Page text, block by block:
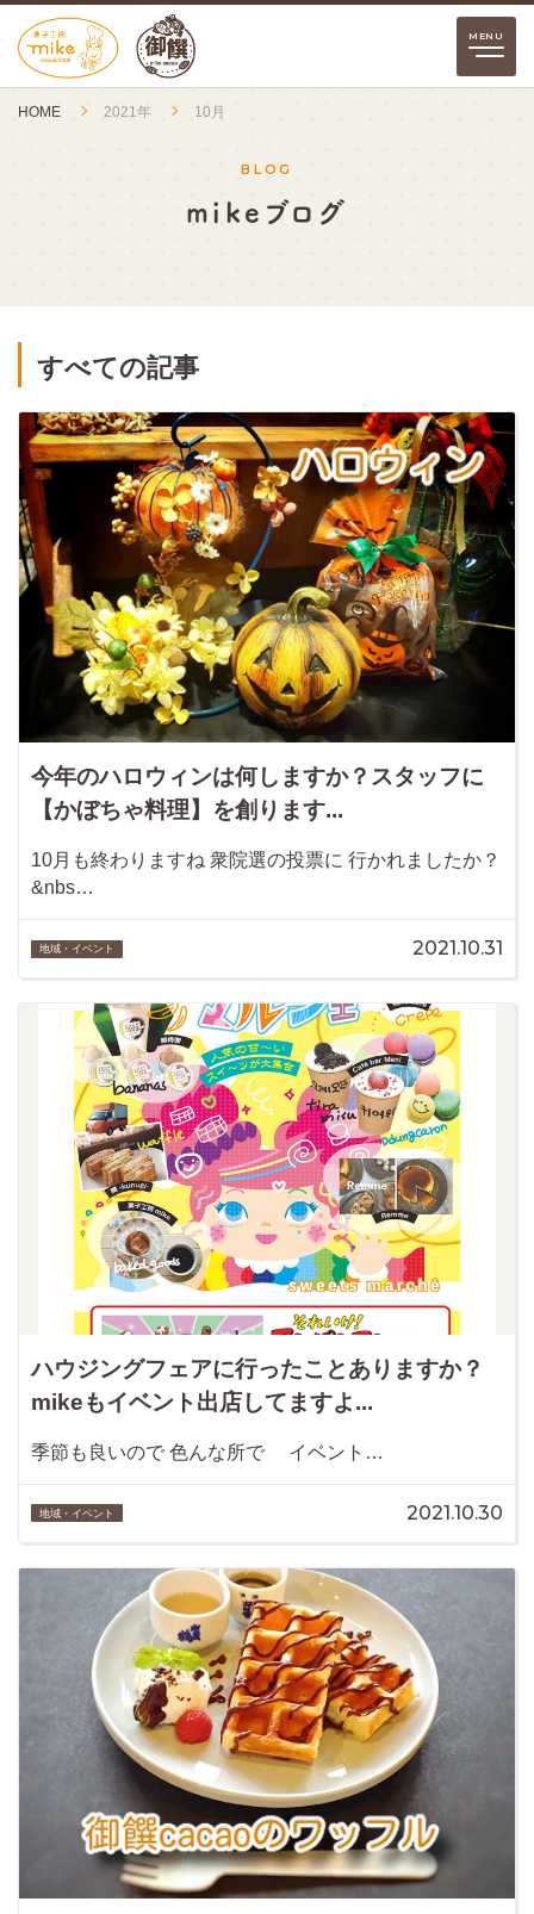
HOME 2021年 10月
BLOG
mikeブログ
すべての記事
今年のハロウィンは何しますか？スタッフに
【かぼちゃ料理】を創ります...
10月も終わりますね 衆院選の投票に 行かれましたか？
&nbs…
地域・イベント 2021.10.31
ハウジングフェアに行ったことありますか？
mikeもイベント出店してますよ...
季節も良いので 色んな所で イベント…
地域・イベント 2021.10.30